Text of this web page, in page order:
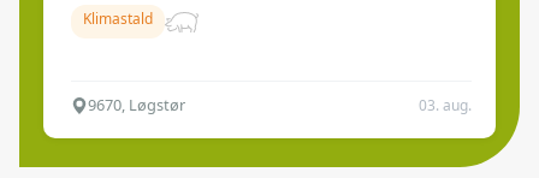
Klimastald
9670, Løgstør 03. aug.